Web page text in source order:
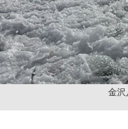
金沢